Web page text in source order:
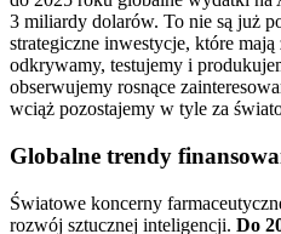
3 miliardy dolarów. To nie są już
strategiczne inwestycje, które
odkrywamy, testujemy i
obserwujemy rosnące
wciąż pozostajemy w tyle za
Globalne trendy
Światowe koncerny
rozwój sztucznej inteligencji. Do